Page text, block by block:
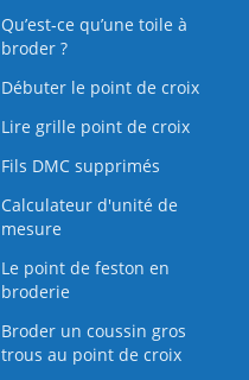
Qu’est‑ce qu’une toile à
broder ?
Débuter le point de croix
Lire grille point de croix
Fils DMC supprimés
Calculateur d'unité de
mesure
Le point de feston en
broderie
Broder un coussin gros
trous au point de croix